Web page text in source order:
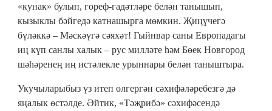
«кунак» булып, гореф-гадәтләре белән танышып,
кызыклы бәйгедә катнашырга мөмкин. Җиңүчегә
бүләккә – Мәскәүгә сәяхәт! Гыйнвар саны Европадагы
иң күп санлы халык – рус милләте һәм Бөек Новгород
шәһәренең иң истәлекле урыннары белән таныштыра.
Укучыларыбыз үз итеп өлгергән сәхифәләребезгә дә
яңалык өстәлде. Әйтик, «Тәҗрибә» сәхифәсендә